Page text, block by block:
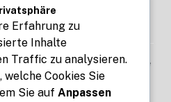
Easier with ClassTools24
für Arbeit, Reisen und Projekte
schnell ermitteln
Erfahrung zu
Inhalte
Traffic zu analysieren.
welche Cookies Sie
Sie auf Anpassen